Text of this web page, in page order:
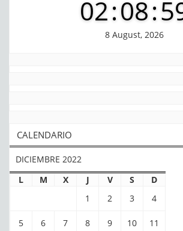
02:09:
8 August, 2026
CALENDARIO
DICIEMBRE 2022
L
M X J V S
D
1
2 3 4
5 6 7 8 9 10 11